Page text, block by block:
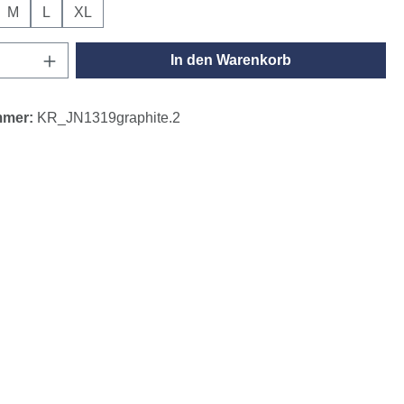
M L XL
Anzahl: Gib den gewünschten Wert ein
In den Warenkorb
KR_JN1319graphite.2